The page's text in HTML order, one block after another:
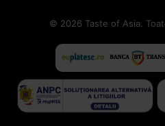
© 2026 Taste of Asia.